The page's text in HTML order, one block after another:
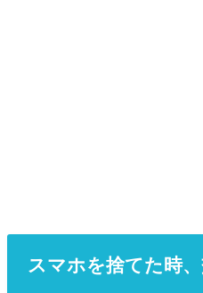
スマホを捨てた時